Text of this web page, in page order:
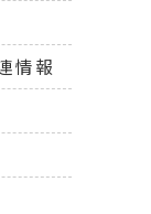
情報